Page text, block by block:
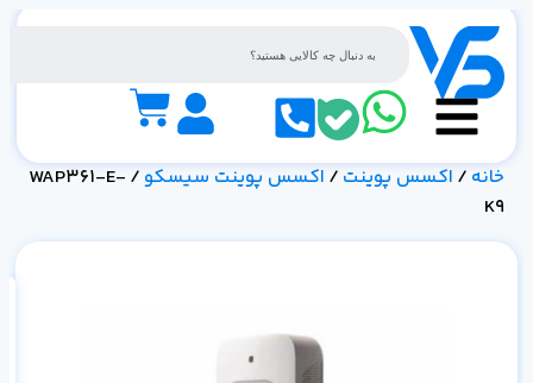
خانه / اکسس پوینت / اکسس پوینت سیسکو
/ WAP361-E-
K9